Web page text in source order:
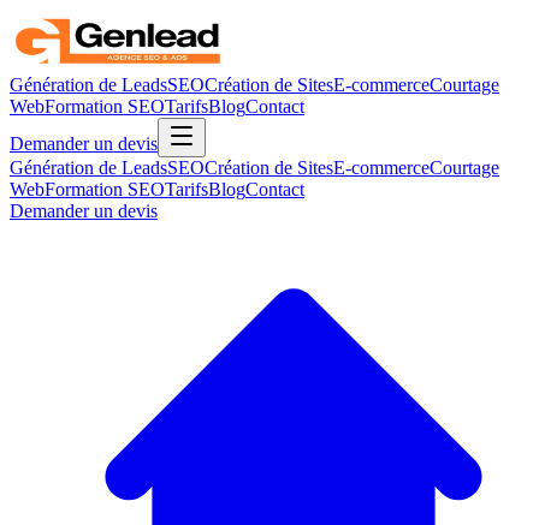
Génération de LeadsSEOCréation de SitesE-commerceCourtage
WebFormation SEOTarifsBlogContact
Demander un devis
Génération de LeadsSEOCréation de SitesE-commerceCourtage
WebFormation SEOTarifsBlogContact
Demander un devis